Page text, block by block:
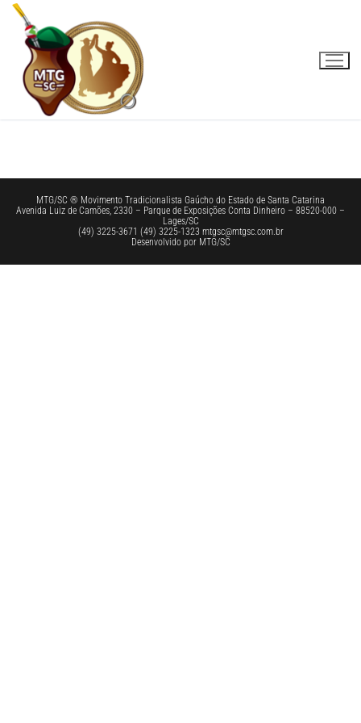
Pular
conteúdo
MTG/SC ® Movimento Tradicionalista Gaúcho do Estado de Santa Catarina
Avenida Luiz de Camões, 2330 – Parque de Exposições Conta Dinheiro – 88520-000 –
Lages/SC
(49) 3225-3671 (49) 3225-1323 mtgsc@mtgsc.com.br
Desenvolvido por MTG/SC